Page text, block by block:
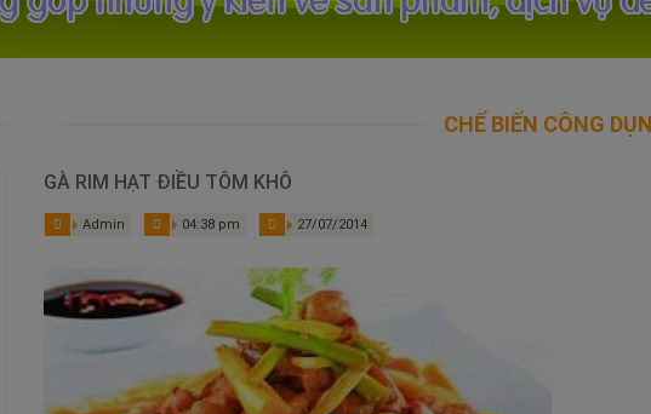
CHẾ BIẾN CÔNG
GÀ RIM HẠT ĐIỀU TÔM KHÔ
Admin 04:38 pm 27/07/2014